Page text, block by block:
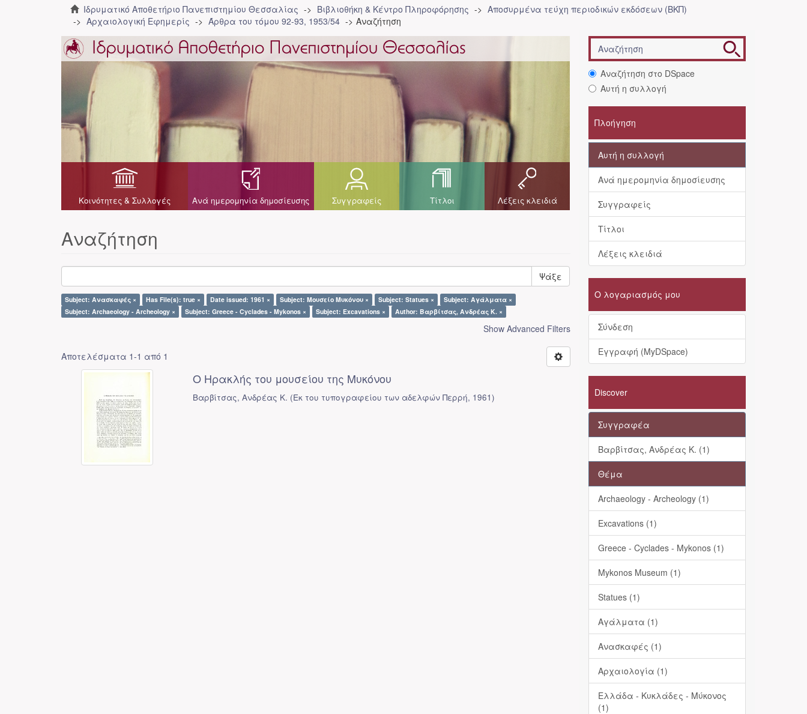
Ιδρυματικό Αποθετήριο Πανεπιστημίου Θεσσαλίας Βιβλιοθήκη & Κέντρο Πληροφόρησης
Αποσυρμένα τεύχη περιοδικών εκδόσεων (ΒΚΠ)
Αρχαιολογική Εφημερίς
Άρθρα του τόμου 92-93, 1953/54 Αναζήτηση
Κοινότητες & Συλλογές Ανά ημερομηνία δημοσίευσης Συγγραφείς Τίτλοι Λέξεις κλειδιά
Αναζήτηση
Ψάξε
Subject: Ανασκαφές × Has File(s): true × Date issued: 1961 × Subject: Μουσείο Μυκόνου × Subject: Statues ×
Subject: Αγάλματα ×
Subject: Archaeology - Archeology ×
Subject: Greece - Cyclades - Mykonos × Subject: Excavations × Author: Βαρβίτσας, Ανδρέας Κ. ×
Show Advanced Filters
Αποτελέσματα 1-1 από 1
Ο Ηρακλής του μουσείου της Μυκόνου
Βαρβίτσας, Ανδρέας Κ. (Εκ του τυπογραφείου των αδελφών Περρή, 1961)
Αναζήτηση στο DSpace
Αυτή η συλλογή
Πλοήγηση
Αυτή η συλλογή
Ανά ημερομηνία δημοσίευσης
Συγγραφείς
Τίτλοι
Λέξεις κλειδιά
Ο λογαριασμός μου
Σύνδεση
Εγγραφή (MyDSpace)
Discover
Συγγραφέα
Βαρβίτσας, Ανδρέας Κ. (1)
Θέμα
Archaeology - Archeology (1)
Excavations (1)
Greece - Cyclades - Mykonos (1)
Mykonos Museum (1)
Statues (1)
Αγάλματα (1)
Ανασκαφές (1)
Αρχαιολογία (1)
Ελλάδα - Κυκλάδες - Μύκονος
(1)